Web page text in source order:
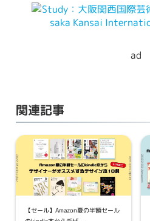
ad
関連記事
【セール】Amazon夏の半額セール